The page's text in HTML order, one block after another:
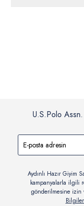
U.S.Polo Assn.
Aydınlı Hazır Giyim
kampanyalarla ilgili
gönderilmesine izin